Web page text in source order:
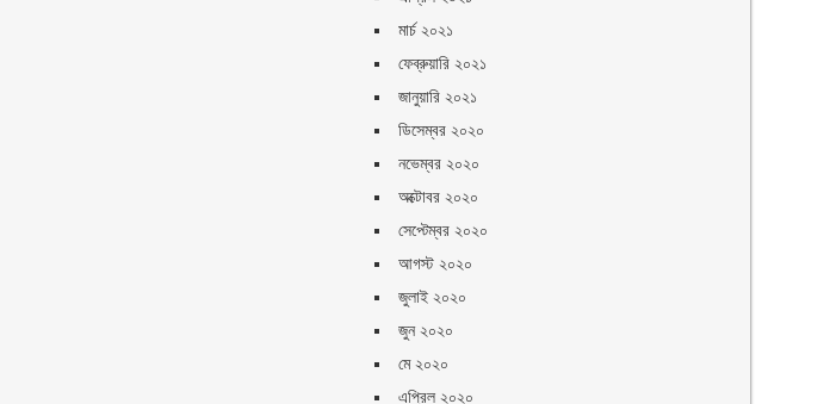
মার্চ ২০২১
ফেব্রুয়ারি ২০২১
জানুয়ারি ২০২১
ডিসেম্বর ২০২০
নভেম্বর ২০২০
অক্টোবর ২০২০
সেপ্টেম্বর ২০২০
আগস্ট ২০২০
জুলাই ২০২০
জুন ২০২০
মে ২০২০
এপ্রিল ২০২০